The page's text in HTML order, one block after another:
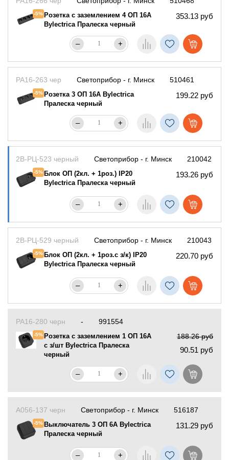
-5% Розетка с заземлением 4 ОП 16А
Bylectrica Пралеска черный
353.13 руб
– +
510461
РА16-263 чер
-5% Розетка 3 ОП 16А Bylectrica
Пралеска черный
199.22 руб
Светоприбор - г. Минск
– +
210042
2В-РЦ-523 черный
-5% Блок ОП (2кл. + 1роз.) IP20
Bylectrica Пралеска черный
193.26 руб
Светоприбор - г. Минск
– +
210043
2В-РЦ-529 черный
-5% Блок ОП (2кл. + 1роз.с з/к) IP20
Bylectrica Пралеска черный
220.70 руб
Светоприбор - г. Минск
– +
991554
РА16-280 черн
-5% Розетка с заземлением 1 ОП 16А
с з/шт Bylectrica Пралеска
черный
188.26 руб
90.51 руб
-
– +
516187
А056-137 черн
-5% Выключатель 3 ОП 6А Bylectrica
Пралеска черный
131.29 руб
Светоприбор - г. Минск
– +